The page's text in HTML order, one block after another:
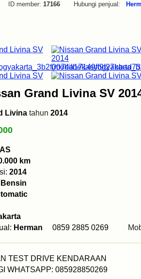
member: 17166 Hubungi penjual:
Grand Livina SV
Livina tahun 2014
km
2014
Bensin
Herman 0859 2885 0269
TEST DRIVE KENDARAAN
WHATSAPP: 085928850269